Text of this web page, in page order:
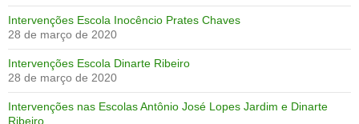
Intervenções Escola Inocêncio Prates Chaves
28 de março de 2020
Intervenções Escola Dinarte Ribeiro
28 de março de 2020
Intervenções nas Escolas Antônio José Lopes Jardim e Dinarte
Ribeiro